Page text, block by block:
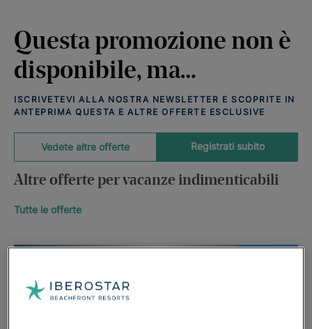
Questa promozione non è
disponibile, ma…
ISCRIVETEVI ALLA NOSTRA NEWSLETTER E SCOPRITE IN
ANTEPRIMA QUESTA E ALTRE OFFERTE ESCLUSIVE
Registrati subito
Vedete altre offerte
Altre offerte per vacanze indimenticabili
Tutte le offerte